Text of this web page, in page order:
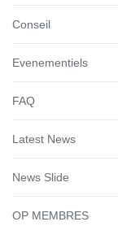
Conseil
Evenementiels
FAQ
Latest News
News Slide
OP MEMBRES